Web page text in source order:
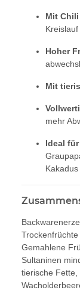
Mit
Kreislauf
Hoher
Mit
mehr
Ideal
Kakadus
Trockenfrüchte
Gemahlene
Sultaninen
tierische Fette,